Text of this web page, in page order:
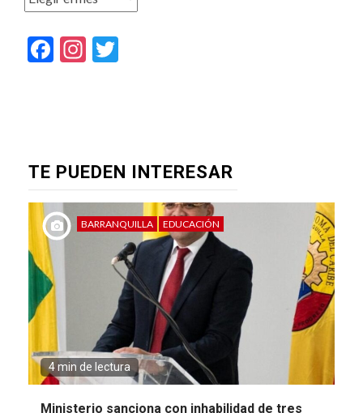
Facebook
Instagram
TE PUEDEN INTERESAR
BARRANQUILLA EDUCACIÓN
4 min de lectura
Ministerio sanciona con inhabilidad de tres